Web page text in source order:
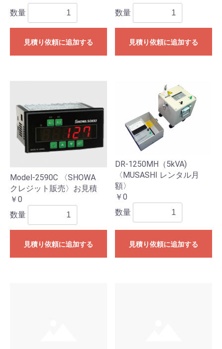
数量
見積り依頼に追加する
数量
見積り依頼に追加する
Model-2590C 〈SHOWA
クレジット販売〉お見積
￥0
数量
見積り依頼に追加する
DR-1250MH（5kVA)
〈MUSASHI レンタル月
額〉
￥0
数量
見積り依頼に追加する